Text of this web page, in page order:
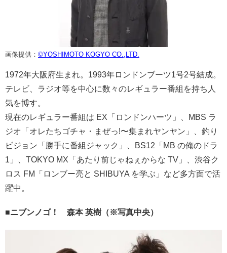
画像提供： ©YOSHIMOTO KOGYO CO.,LTD.
1972年大阪府生まれ。1993年ロンドンブーツ1号2号結成。
テレビ、ラジオ等を中心に数々のレギュラー番組を持ち人
気を博す。
現在のレギュラー番組は EX「ロンドンハーツ」、MBS ラ
ジオ「オレたちゴチャ・まぜっ!〜集まれヤンヤン」、釣り
ビジョン「勝手に番組ジャック」、BS12「MB の俺のドラ
1」、TOKYO MX「あたり前じゃねぇからな TV」、渋谷ク
ロス FM「ロンブー亮と SHIBUYA を学ぶ」など多方面で活
躍中。
■ニブンノゴ！ 森本 英樹（※写真中央）